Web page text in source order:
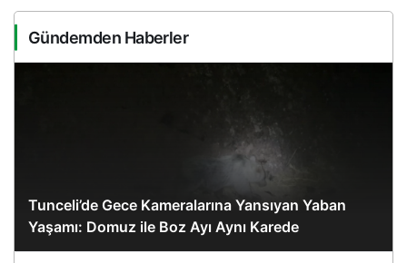
Gündemden Haberler
Tunceli’de Gece Kameralarına Yansıyan Yaban
Yaşamı: Domuz ile Boz Ayı Aynı Karede